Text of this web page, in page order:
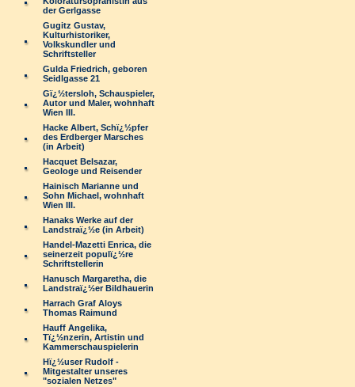
der Gerlgasse
Gugitz Gustav,
Kulturhistoriker,
Volkskundler und
Schriftsteller
Gulda Friedrich, geboren
Seidlgasse 21
Gï¿½tersloh, Schauspieler,
Autor und Maler, wohnhaft
Wien III.
Hacke Albert, Schï¿½pfer
des Erdberger Marsches
(in Arbeit)
Hacquet Belsazar,
Geologe und Reisender
Hainisch Marianne und
Sohn Michael, wohnhaft
Wien III.
Hanaks Werke auf der
Landstraï¿½e (in Arbeit)
Handel-Mazetti Enrica, die
seinerzeit populï¿½re
Schriftstellerin
Hanusch Margaretha, die
Landstraï¿½er Bildhauerin
Harrach Graf Aloys
Thomas Raimund
Hauff Angelika,
Tï¿½nzerin, Artistin und
Kammerschauspielerin
Hï¿½user Rudolf -
Mitgestalter unseres
"sozialen Netzes"